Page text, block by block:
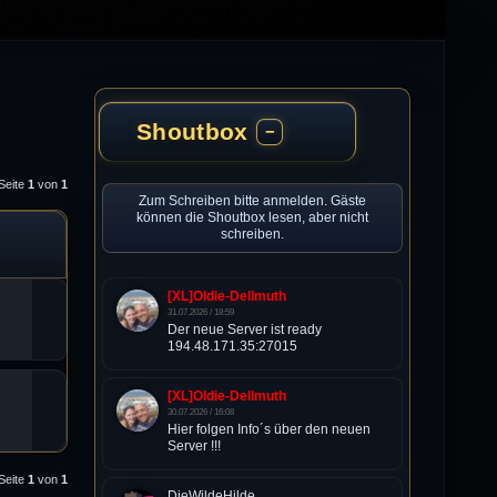
1von 1
1von 1
Shoutbox −
Zum Schreiben bitte anmelden. Gäste
können die Shoutbox lesen, aber nicht
schreiben.
[XL]Oldie-Dellmuth
31.07.2026 / 18:59
Der neue Server ist ready
194.48.171.35:27015
[XL]Oldie-Dellmuth
30.07.2026 / 16:08
Hier folgen Info´s über den neuen
Server !!!